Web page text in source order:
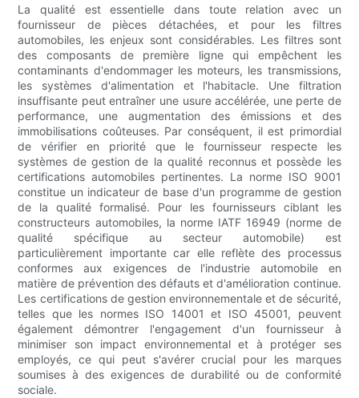
La qualité est essentielle dans toute relation avec un
fournisseur de pièces détachées, et pour les filtres
automobiles, les enjeux sont considérables. Les filtres sont
des composants de première ligne qui empêchent les
contaminants d'endommager les moteurs, les transmissions,
les systèmes d'alimentation et l'habitacle. Une filtration
insuffisante peut entraîner une usure accélérée, une perte de
performance, une augmentation des émissions et des
immobilisations coûteuses. Par conséquent, il est primordial
de vérifier en priorité que le fournisseur respecte les
systèmes de gestion de la qualité reconnus et possède les
certifications automobiles pertinentes. La norme ISO 9001
constitue un indicateur de base d'un programme de gestion
de la qualité formalisé. Pour les fournisseurs ciblant les
constructeurs automobiles, la norme IATF 16949 (norme de
qualité spécifique au secteur automobile) est
particulièrement importante car elle reflète des processus
conformes aux exigences de l'industrie automobile en
matière de prévention des défauts et d'amélioration continue.
Les certifications de gestion environnementale et de sécurité,
telles que les normes ISO 14001 et ISO 45001, peuvent
également démontrer l'engagement d'un fournisseur à
minimiser son impact environnemental et à protéger ses
employés, ce qui peut s'avérer crucial pour les marques
soumises à des exigences de durabilité ou de conformité
sociale.